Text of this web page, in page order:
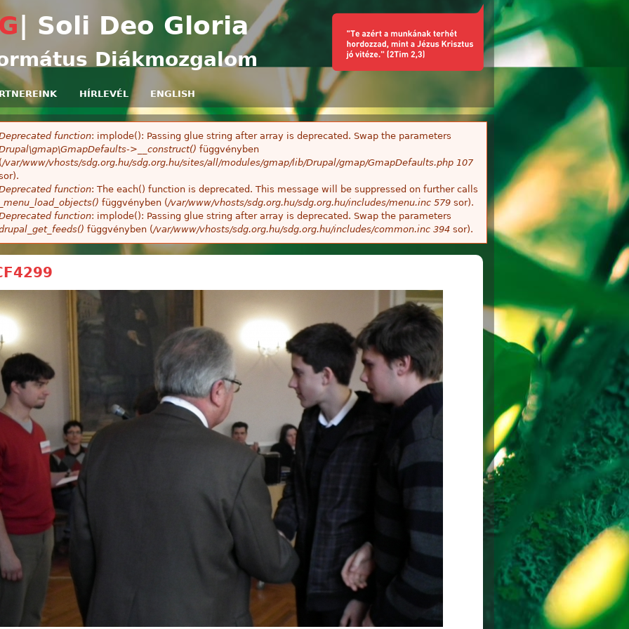
| Soli Deo Gloria
Diákmozgalom
HÍRLEVÉL ENGLISH
function: implode(): Passing glue string after array is deprecated. Swap the parameters
>__construct() függvényben
(/var/www/vhosts/sdg.org.hu/sdg.org.hu/sites/all/modules/gmap/lib/Drupal/gmap/GmapDefaults.php 107
function: The each() function is deprecated. This message will be suppressed on further calls
_menu_load_objects() függvényben (/var/www/vhosts/sdg.org.hu/sdg.org.hu/includes/menu.inc 579 sor).
function: implode(): Passing glue string after array is deprecated. Swap the parameters
függvényben (/var/www/vhosts/sdg.org.hu/sdg.org.hu/includes/common.inc 394 sor).